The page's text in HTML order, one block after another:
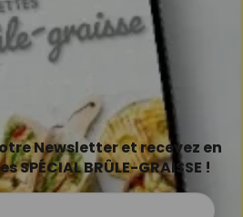
Newsletter et recevez en
SPÉCIAL BRÛLE-GRAISSE !